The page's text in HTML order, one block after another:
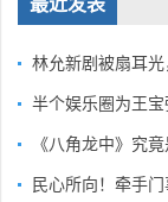
最近发表
林允新剧被扇耳光
半个娱乐圈为王
《八角龙中》究
民心所向！牵手